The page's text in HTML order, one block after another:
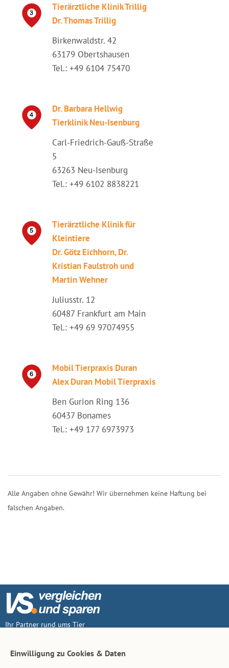
Tierärztliche Klinik Trillig
Dr. Thomas Trillig
Birkenwaldstr. 42
63179 Obertshausen
Tel.: +49 6104 75470
Dr. Barbara Hellwig
Tierklinik Neu-Isenburg
Carl-Friedrich-Gauß-Straße
5
63263 Neu-Isenburg
Tel.: +49 6102 8838221
Tierärztliche Klinik für
Kleintiere
Dr. Götz Eichhorn, Dr.
Kristian Faulstroh und
Martin Wehner
Juliusstr. 12
60487 Frankfurt am Main
Tel.: +49 69 97074955
Mobil Tierpraxis Duran
Alex Duran Mobil Tierpraxis
Ben Gurion Ring 136
60437 Bonames
Tel.: +49 177 6973973
Alle Angaben ohne Gewähr! Wir übernehmen keine Haftung bei
falschen Angaben.
Ihr Partner rund ums Tier
Einwilligung zu Cookies & Daten